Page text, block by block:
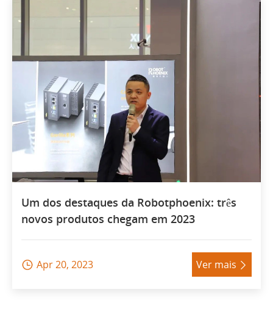
Um dos destaques da Robotphoenix: três
novos produtos chegam em 2023
 Apr 20, 2023 Ver mais 